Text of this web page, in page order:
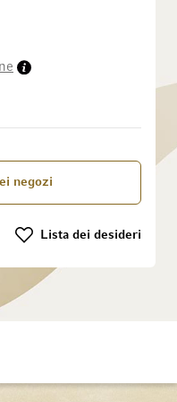
negozi
Lista dei desideri